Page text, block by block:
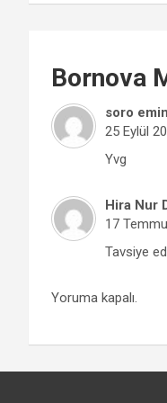
Bornova
soro
25 Eylül
Yvg
Hira Nur
17
Tavsiye
Yoruma kapalı.